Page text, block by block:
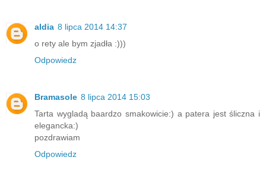
aldia 8 lipca 2014 14:37
o rety ale bym zjadła :)))
Odpowiedz
Bramasole 8 lipca 2014 15:03
Tarta wygladą baardzo smakowicie:) a patera jest śliczna i
elegancka:)
pozdrawiam
Odpowiedz